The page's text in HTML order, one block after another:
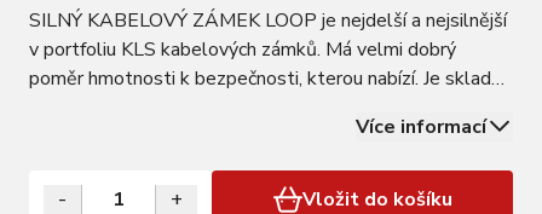
SILNÝ KABELOVÝ ZÁMEK LOOP je nejdelší a nejsilnější
v portfoliu KLS kabelových zámků. Má velmi dobrý
poměr hmotnosti k bezpečnosti, kterou nabízí. Je skladný
kabelový zámek z portfólia KLS Testované SGS
Vynikající poměr váhy zámku a bezpečnosti,…
Více informací
- + Vložit do košíku